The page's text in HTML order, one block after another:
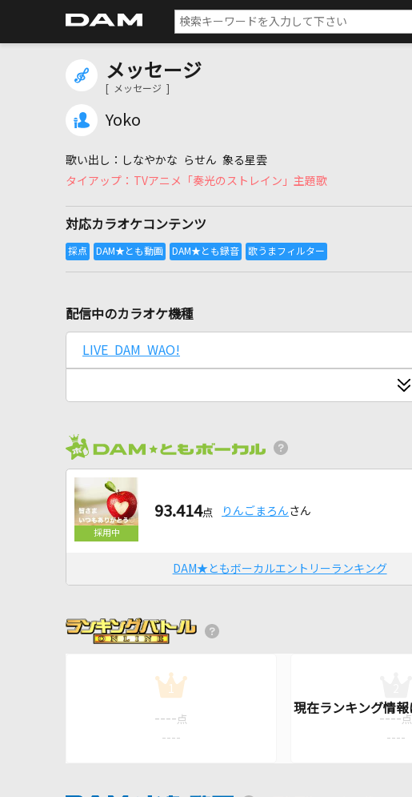
メッセージ
[ メッセージ ]
Yoko
しなやかな らせん 象る星雲
TVアニメ「奏光のストレイン」主題歌
対応カラオケコンテンツ
配信中のカラオケ機種
LIVE DAM WAO!
93.414点 りんごまろん さん
DAM★ともボーカルエントリーランキング
1
---- 点
----
---- 点
----